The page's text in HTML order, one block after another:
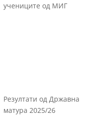
учениците од МИГ
Резултати од Државна
матура 2025/26